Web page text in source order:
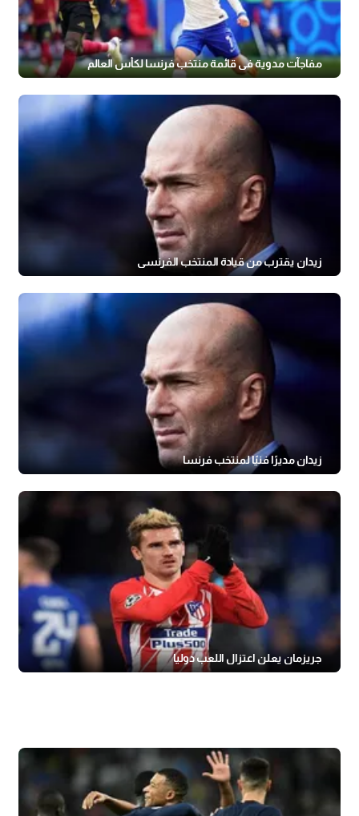
مفاجآت مدوية في قائمة منتخب فرنسا لكأس العالم
زيدان يقترب من قيادة المنتخب الفرنسي
زيدان مديرًا فنيًا لمنتخب فرنسا
جريزمان يعلن اعتزال اللعب دوليا